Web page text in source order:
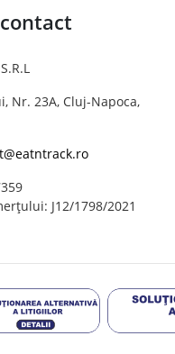
Nr. 23A, Cluj-Napoca,
J12/1798/2021